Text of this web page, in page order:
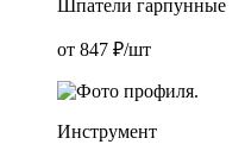
Шпатели гарпунные
от 847 ₽/шт
Инструмент